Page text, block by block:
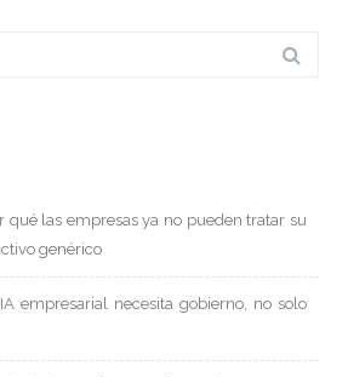
qué las empresas ya no pueden tratar su
genérico
empresarial necesita gobierno, no solo